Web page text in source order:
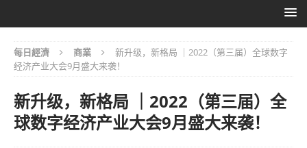
每日經濟 商業
新升级，新格局 ｜2022（第三届）全球数字
经济产业大会9月盛大来袭！
新升级，新格局 ｜2022（第三届）全
球数字经济产业大会9月盛大来袭！